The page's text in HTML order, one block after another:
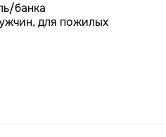
банка
для пожилых